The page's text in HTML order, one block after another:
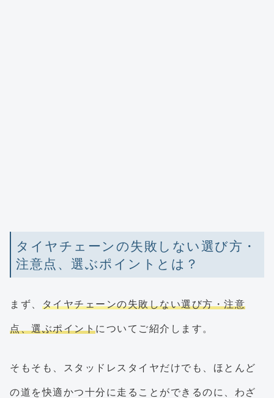
タイヤチェーンの失敗しない選び方・
注意点、選ぶポイントとは？
まず、 タイヤチェーンの失敗しない選び方・注意
点、選ぶポイントについてご紹介します。
そもそも、スタッドレスタイヤだけでも、ほとんど
の道を快適かつ十分に走ることができるのに、わざ